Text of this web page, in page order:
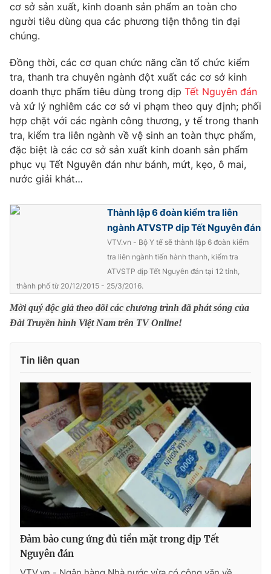
Góc doanh nghiệp
Truyền hình
Phim VTV
Hậu trường
Nhân vật
Khán giả
Giải sao mai
Giải trí
Điện ảnh
Âm nhạc
Sao
Đời sống
Du lịch
Làm đẹp
Chất lượng cuộc sống
Giáo dục
Tuyển sinh
Học trực tuyến
Công nghệ
Hitech Công nghệ tương lai
Giao lưu trực tuyến
Emagazine Podcast
Photo Infographic
Video
VTV Money VTV Thể thao
VTV Sức khoẻ Bất động sản
Thị trường 24h Tấm lòng Việt
VTV4 Vươn mình bằng AI
VTV9 VTV8
Liên hệ tòa soạn English
cơ sở sản xuất, kinh doanh sản phẩm an toàn cho
người tiêu dùng qua các phương tiện thông tin đại
chúng.
Đồng thời, các cơ quan chức năng cần tổ chức kiểm
tra, thanh tra chuyên ngành đột xuất các cơ sở kinh
doanh thực phẩm tiêu dùng trong dịp Tết Nguyên đán
và xử lý nghiêm các cơ sở vi phạm theo quy định; phối
hợp chặt với các ngành công thương, y tế trong thanh
tra, kiểm tra liên ngành về vệ sinh an toàn thực phẩm,
đặc biệt là các cơ sở sản xuất kinh doanh sản phẩm
phục vụ Tết Nguyên đán như bánh, mứt, kẹo, ô mai,
nước giải khát…
Thành lập 6 đoàn kiểm tra liên
ngành ATVSTP dịp Tết Nguyên đán
VTV.vn - Bộ Y tế sẽ thành lập 6 đoàn kiểm
tra liên ngành tiến hành thanh, kiểm tra
ATVSTP dịp Tết Nguyên đán tại 12 tỉnh,
thành phố từ 20/12/2015 - 25/3/2016.
Mời quý độc giả theo dõi các chương trình đã phát sóng của
Đài Truyền hình Việt Nam trên TV Online!
Tin liên quan
Đảm bảo cung ứng đủ tiền mặt trong dịp Tết
Nguyên đán